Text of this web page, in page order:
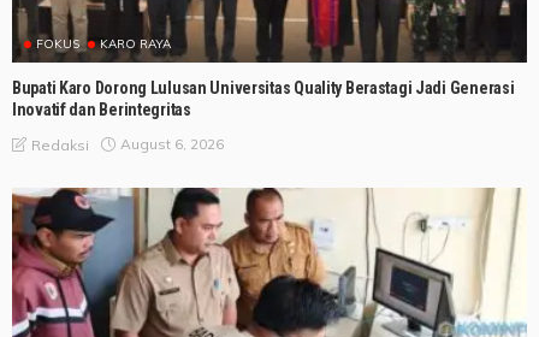
FOKUS KARO RAYA
Bupati Karo Dorong Lulusan Universitas Quality Berastagi Jadi Generasi
Inovatif dan Berintegritas
Redaksi August 6, 2026